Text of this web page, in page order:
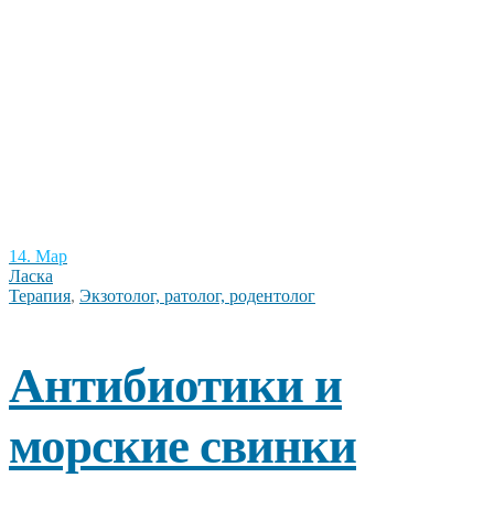
14. Мар
Ласка
Терапия, Экзотолог, ратолог, родентолог
Антибиотики и
морские свинки